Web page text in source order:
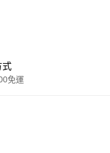
式
免運